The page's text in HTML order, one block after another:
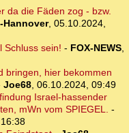
da die Fäden zog - bzw.
Hannover, 05.10.2024,
Schluss sein! - FOX-NEWS,
bringen, hier bekommen
Joe68, 06.10.2024, 09:49
Israel-hassender
mWn vom SPIEGEL. -